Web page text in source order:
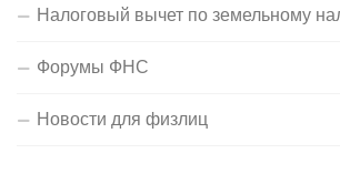
Налоговый вычет по земельному
Форумы ФНС
Новости для физлиц